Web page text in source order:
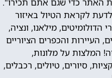
האתר כדי שגם אתם תכירו".
לקראת הטיול באיזור
הדולומיטים, מילאנו, ונציה,
העיירות והכפרים הציוריים
המלצות על מלונות,
סיורים, טיולים, רכבלים,